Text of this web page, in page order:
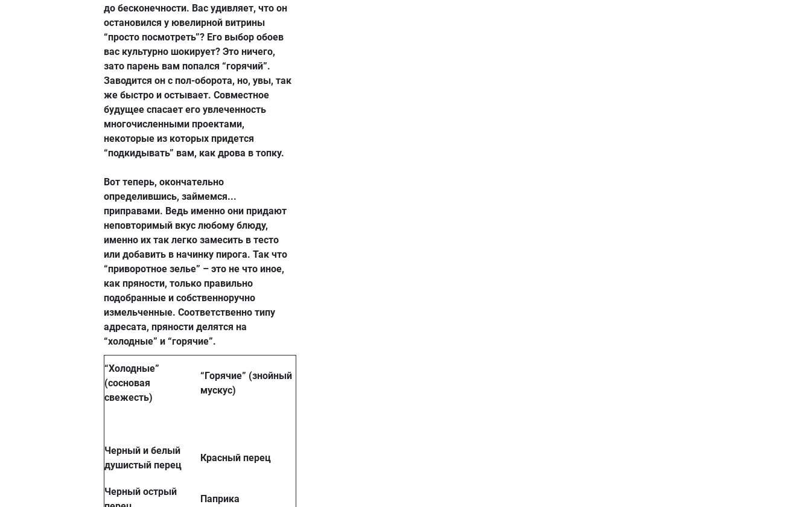
до бесконечности. Вас удивляет, что он
остановился у ювелирной витрины
“просто посмотреть”? Его выбор обоев
вас культурно шокирует? Это ничего,
зато парень вам попался “горячий”.
Заводится он с пол-оборота, но, увы, так
же быстро и остывает. Совместное
будущее спасает его увлеченность
многочисленными проектами,
некоторые из которых придется
“подкидывать” вам, как дрова в топку.
Вот теперь, окончательно
определившись, займемся...
приправами. Ведь именно они придают
неповторимый вкус любому блюду,
именно их так легко замесить в тесто
или добавить в начинку пирога. Так что
“приворотное зелье” – это не что иное,
как пряности, только правильно
подобранные и собственноручно
измельченные. Соответственно типу
адресата, пряности делятся на
“холодные” и “горячие”.
“Холодные”
(сосновая
свежесть)
“Горячие” (знойный
мускус)
Черный и белый
душистый перец
Красный перец
Черный острый
Паприка